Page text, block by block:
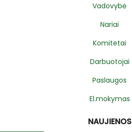
Vadovybė
Nariai
Komitetai
Darbuotojai
Paslaugos
El.mokymas
NAUJIENOS